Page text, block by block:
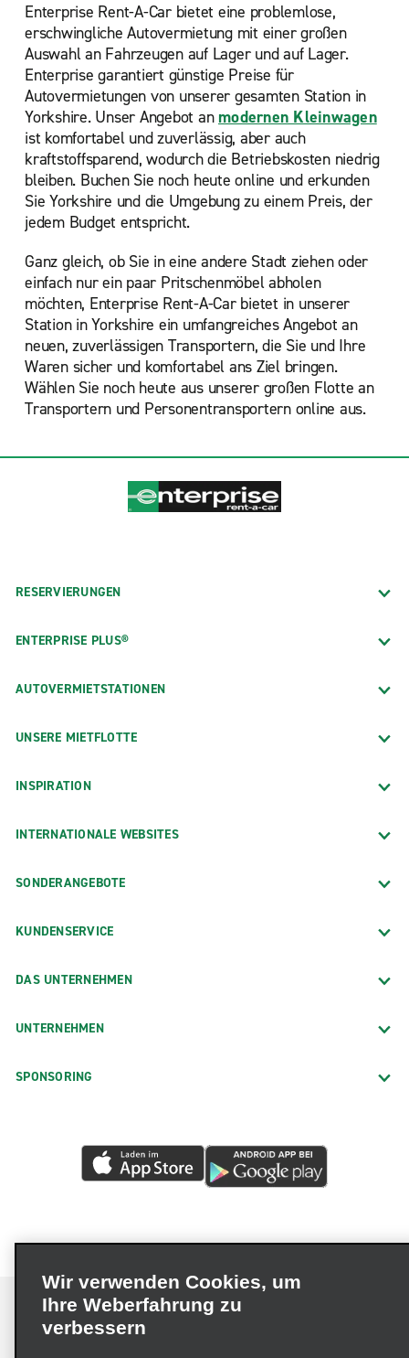
Enterprise Rent-A-Car bietet eine problemlose,
erschwingliche Autovermietung mit einer großen
Auswahl an Fahrzeugen auf Lager und auf Lager.
Enterprise garantiert günstige Preise für
Autovermietungen von unserer gesamten Station in
Yorkshire. Unser Angebot an modernen Kleinwagen
ist komfortabel und zuverlässig, aber auch
kraftstoffsparend, wodurch die Betriebskosten niedrig
bleiben. Buchen Sie noch heute online und erkunden
Sie Yorkshire und die Umgebung zu einem Preis, der
jedem Budget entspricht.
Ganz gleich, ob Sie in eine andere Stadt ziehen oder
einfach nur ein paar Pritschenmöbel abholen
möchten, Enterprise Rent-A-Car bietet in unserer
Station in Yorkshire ein umfangreiches Angebot an
neuen, zuverlässigen Transportern, die Sie und Ihre
Waren sicher und komfortabel ans Ziel bringen.
Wählen Sie noch heute aus unserer großen Flotte an
Transportern und Personentransportern online aus.
RESERVIERUNGEN
ENTERPRISE PLUS®
AUTOVERMIETSTATIONEN
UNSERE MIETFLOTTE
INSPIRATION
INTERNATIONALE WEBSITES
SONDERANGEBOTE
KUNDENSERVICE
DAS UNTERNEHMEN
UNTERNEHMEN
SPONSORING
Wir verwenden Cookies, um
Ihre Weberfahrung zu
verbessern